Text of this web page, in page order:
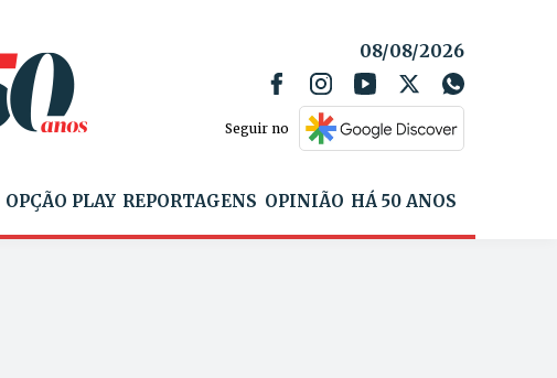
08/08/2026
Seguir no
OPÇÃO PLAY REPORTAGENS OPINIÃO HÁ 50 ANOS